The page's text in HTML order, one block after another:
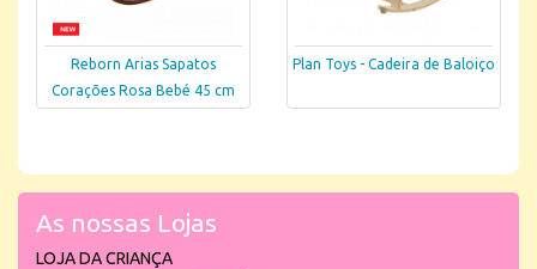
Reborn Arias Sapatos
Corações Rosa Bebé 45 cm
Plan Toys - Cadeira de Baloiço
As nossas Lojas
LOJA DA CRIANÇA